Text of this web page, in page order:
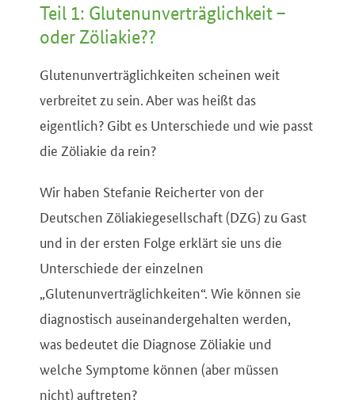
Teil 1: Glutenunverträglichkeit –
oder Zöliakie??
Glutenunverträglichkeiten scheinen weit
verbreitet zu sein. Aber was heißt das
eigentlich? Gibt es Unterschiede und wie passt
die Zöliakie da rein?
Wir haben Stefanie Reicherter von der
Deutschen Zöliakiegesellschaft (DZG) zu Gast
und in der ersten Folge erklärt sie uns die
Unterschiede der einzelnen
„Glutenunverträglichkeiten“. Wie können sie
diagnostisch auseinandergehalten werden,
was bedeutet die Diagnose Zöliakie und
welche Symptome können (aber müssen
nicht) auftreten?